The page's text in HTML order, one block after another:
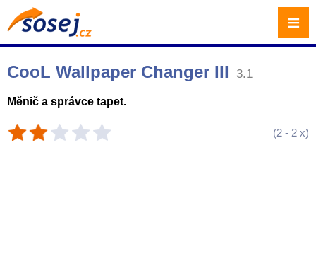
CooL Wallpaper Changer III 3.1
Měnič a správce tapet.
(2 - 2 x)
≡